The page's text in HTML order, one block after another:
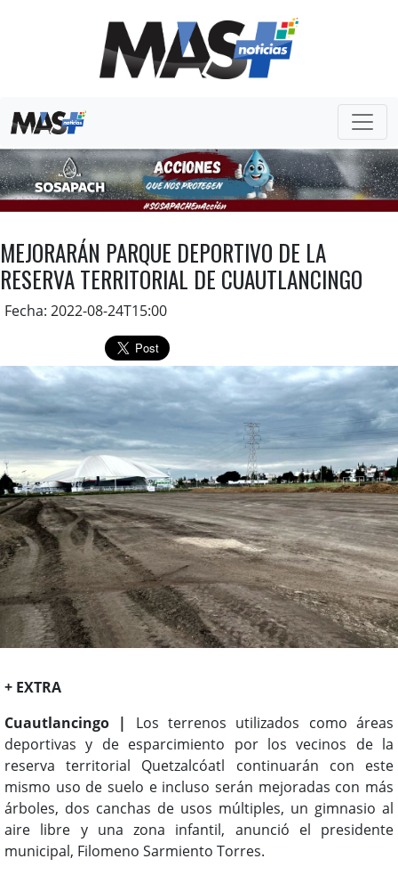
MEJORARÁN PARQUE DEPORTIVO DE LA
RESERVA TERRITORIAL DE CUAUTLANCINGO
Fecha: 2022-08-24T15:00
+ EXTRA
Cuautlancingo |
Los terrenos utilizados como áreas
deportivas y de esparcimiento por los vecinos de la
reserva territorial Quetzalcóatl continuarán con este
mismo uso de suelo e incluso serán mejoradas con más
árboles, dos canchas de usos múltiples, un gimnasio al
aire libre y una zona infantil, anunció el presidente
municipal, Filomeno Sarmiento Torres.